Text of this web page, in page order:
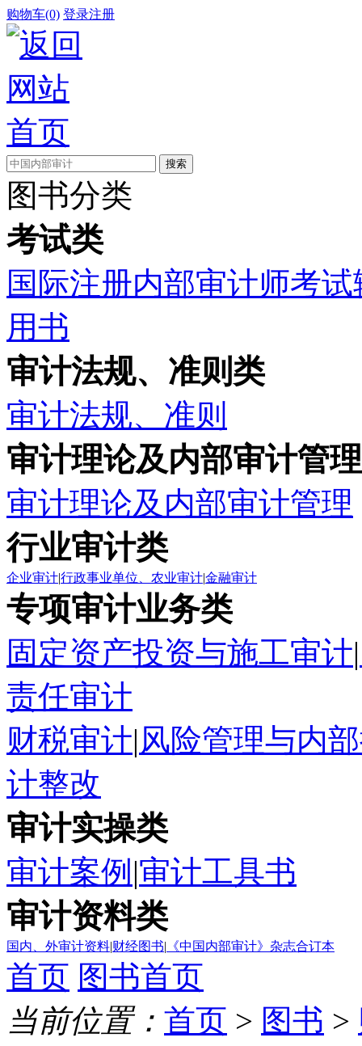
购物车(0) 登录注册
图书分类
考试类
国际注册内部审计师考
用书
审计法规、准则类
审计法规、准则
审计理论及内部审计管
审计理论及内部审计管理
行业审计类
企业审计|行政事业单位、农业审计|金融审计
专项审计业务类
固定资产投资与施工审计|
责任审计
财税审计|风险管理与内
计整改
审计实操类
审计案例 |审计工具书
审计资料类
国内、外审计资料|财经图书| 《中国内部审计》杂志合订本
首页 图书首页
当前位置： 首页 > 图书 >